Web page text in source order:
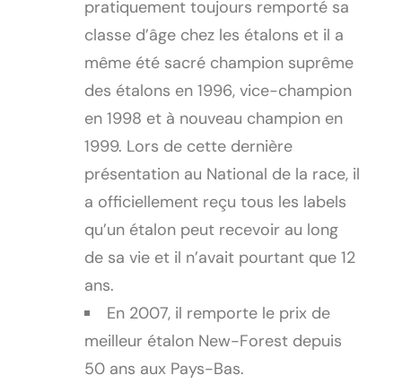
pratiquement toujours remporté sa
classe d’âge chez les étalons et il a
même été sacré champion suprême
des étalons en 1996, vice-champion
en 1998 et à nouveau champion en
1999. Lors de cette dernière
présentation au National de la race, il
a officiellement reçu tous les labels
qu’un étalon peut recevoir au long
de sa vie et il n’avait pourtant que 12
ans.
En 2007, il remporte le prix de
meilleur étalon New-Forest depuis
50 ans aux Pays-Bas.